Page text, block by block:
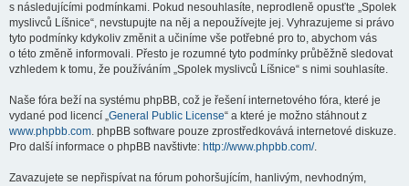
s následujícími podmínkami. Pokud nesouhlasíte, neprodleně opusťte „Spolek
myslivců Líšnice“, nevstupujte na něj a nepoužívejte jej. Vyhrazujeme si právo
tyto podmínky kdykoliv změnit a učiníme vše potřebné pro to, abychom vás
o této změně informovali. Přesto je rozumné tyto podmínky průběžně sledovat
vzhledem k tomu, že používáním „Spolek myslivců Líšnice“ s nimi souhlasíte.
Naše fóra beží na systému phpBB, což je řešení internetového fóra, které je
vydané pod licencí „General Public License“ a které je možno stáhnout z
www.phpbb.com. phpBB software pouze zprostředkovává internetové diskuze.
Pro další informace o phpBB navštivte: http://www.phpbb.com/.
Zavazujete se nepřispívat na fórum pohoršujícím, hanlivým, nevhodným,